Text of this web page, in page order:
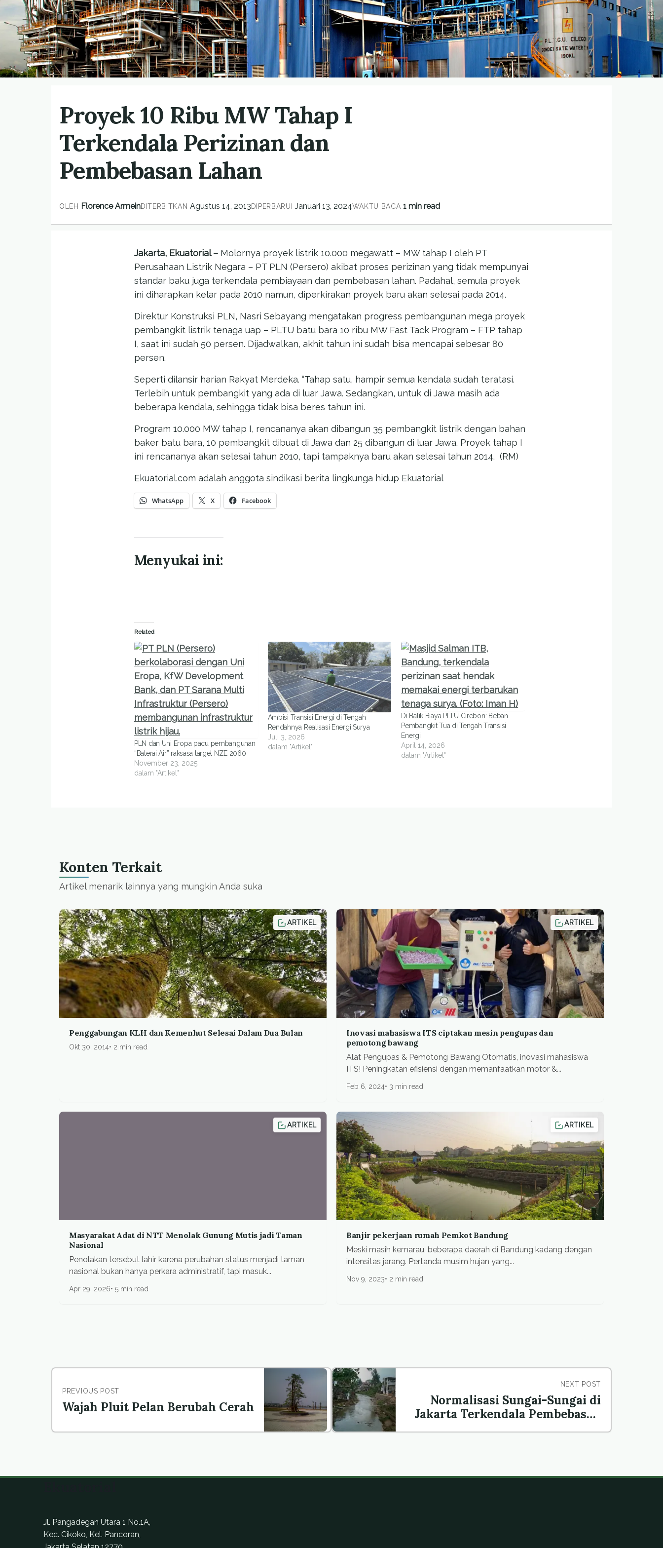
Proyek 10 Ribu MW Tahap I
Terkendala Perizinan dan
Pembebasan Lahan
OLEH Florence ArmeinDITERBITKAN Agustus 14, 2013DIPERBARUI Januari 13, 2024WAKTU BACA 1 min read
Jakarta, Ekuatorial – Molornya proyek listrik 10.000 megawatt – MW tahap I oleh PT
Perusahaan Listrik Negara – PT PLN (Persero) akibat proses perizinan yang tidak mempunyai
standar baku juga terkendala pembiayaan dan pembebasan lahan. Padahal, semula proyek
ini diharapkan kelar pada 2010 namun, diperkirakan proyek baru akan selesai pada 2014.
Direktur Konstruksi PLN, Nasri Sebayang mengatakan progress pembangunan mega proyek
pembangkit listrik tenaga uap – PLTU batu bara 10 ribu MW Fast Tack Program – FTP tahap
I, saat ini sudah 50 persen. Dijadwalkan, akhit tahun ini sudah bisa mencapai sebesar 80
persen.
Seperti dilansir harian Rakyat Merdeka. “Tahap satu, hampir semua kendala sudah teratasi.
Terlebih untuk pembangkit yang ada di luar Jawa. Sedangkan, untuk di Jawa masih ada
beberapa kendala, sehingga tidak bisa beres tahun ini.
Program 10.000 MW tahap I, rencananya akan dibangun 35 pembangkit listrik dengan bahan
baker batu bara, 10 pembangkit dibuat di Jawa dan 25 dibangun di luar Jawa. Proyek tahap I
ini rencananya akan selesai tahun 2010, tapi tampaknya baru akan selesai tahun 2014. (RM)
Ekuatorial.com adalah anggota sindikasi berita lingkunga hidup Ekuatorial
WhatsApp X Facebook
Menyukai ini:
Related
PLN dan Uni Eropa pacu pembangunan
“Baterai Air” raksasa target NZE 2060
November 23, 2025
dalam "Artikel"
Ambisi Transisi Energi di Tengah
Rendahnya Realisasi Energi Surya
Juli 3, 2026
dalam "Artikel"
Di Balik Biaya PLTU Cirebon: Beban
Pembangkit Tua di Tengah Transisi
Energi
April 14, 2026
dalam "Artikel"
Konten Terkait
Artikel menarik lainnya yang mungkin Anda suka
ARTIKEL
Penggabungan KLH dan Kemenhut Selesai Dalam Dua Bulan
Okt 30, 2014 2 min read
ARTIKEL
Inovasi mahasiswa ITS ciptakan mesin pengupas dan
pemotong bawang
Alat Pengupas & Pemotong Bawang Otomatis, inovasi mahasiswa
ITS! Peningkatan efisiensi dengan memanfaatkan motor &...
Feb 6, 2024 3 min read
ARTIKEL
Masyarakat Adat di NTT Menolak Gunung Mutis jadi Taman
Nasional
Penolakan tersebut lahir karena perubahan status menjadi taman
nasional bukan hanya perkara administratif, tapi masuk...
Apr 29, 2026 5 min read
ARTIKEL
Banjir pekerjaan rumah Pemkot Bandung
Meski masih kemarau, beberapa daerah di Bandung kadang dengan
intensitas jarang. Pertanda musim hujan yang...
Nov 9, 2023 2 min read
PREVIOUS POST
Wajah Pluit Pelan Berubah Cerah
NEXT POST
Normalisasi Sungai-Sungai di
Jakarta Terkendala Pembebasan
Lahan
Jl. Pangadegan Utara 1 No.1A,
Kec. Cikoko, Kel. Pancoran,